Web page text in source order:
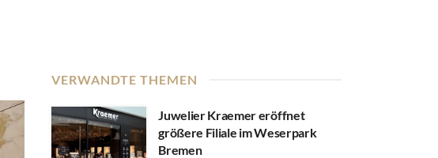
VERWANDTE THEMEN
Juwelier Kraemer eröffnet
größere Filiale im Weserpark
Bremen